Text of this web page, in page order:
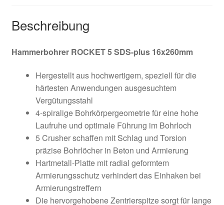
Beschreibung
Hammerbohrer ROCKET 5 SDS-plus 16x260mm
Hergestellt aus hochwertigem, speziell für die
härtesten Anwendungen ausgesuchtem
Vergütungsstahl
4-spiralige Bohrkörpergeometrie für eine hohe
Laufruhe und optimale Führung im Bohrloch
5 Crusher schaffen mit Schlag und Torsion
präzise Bohrlöcher in Beton und Armierung
Hartmetall-Platte mit radial geformtem
Armierungsschutz verhindert das Einhaken bei
Armierungstreffern
Die hervorgehobene Zentrierspitze sorgt für lange